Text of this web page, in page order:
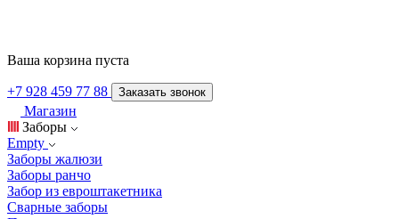
Ваша корзина пуста
+7 928 459 77 88 Заказать звонок
Магазин
Заборы
Empty
Заборы жалюзи
Заборы ранчо
Забор из евроштакетника
Сварные заборы